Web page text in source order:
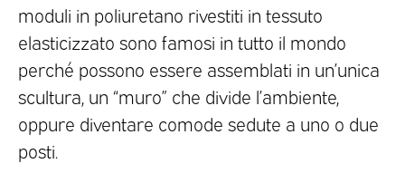
moduli in poliuretano rivestiti in tessuto
elasticizzato sono famosi in tutto il mondo
perché possono essere assemblati in un’unica
scultura, un “muro” che divide l’ambiente,
oppure diventare comode sedute a uno o due
posti.